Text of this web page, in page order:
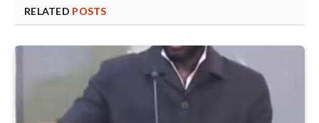
RELATED POSTS